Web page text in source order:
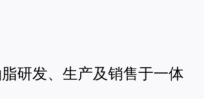
研发、生产及销售于一体